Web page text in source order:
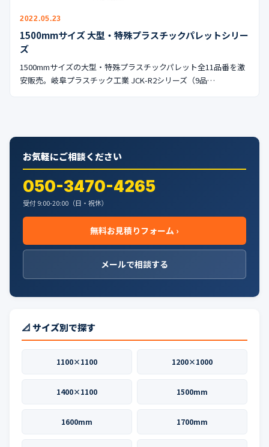
会社案内
🇺🇸🇰🇷🇹🇼🇻🇳
2022.05.23
1500mmサイズ 大型・特殊プラスチックパレットシリー
ズ
1500mmサイズの大型・特殊プラスチックパレット全11品番を激
安販売。岐阜プラスチック工業 JCK-R2シリーズ（9品…
お気軽にご相談ください
050-3470-4265
受付 9:00-20:00（日・祝休）
無料お見積りフォーム ›
メールで相談する
📐 サイズ別で探す
1100×1100 1200×1000
1400×1100 1500mm
1600mm 1700mm